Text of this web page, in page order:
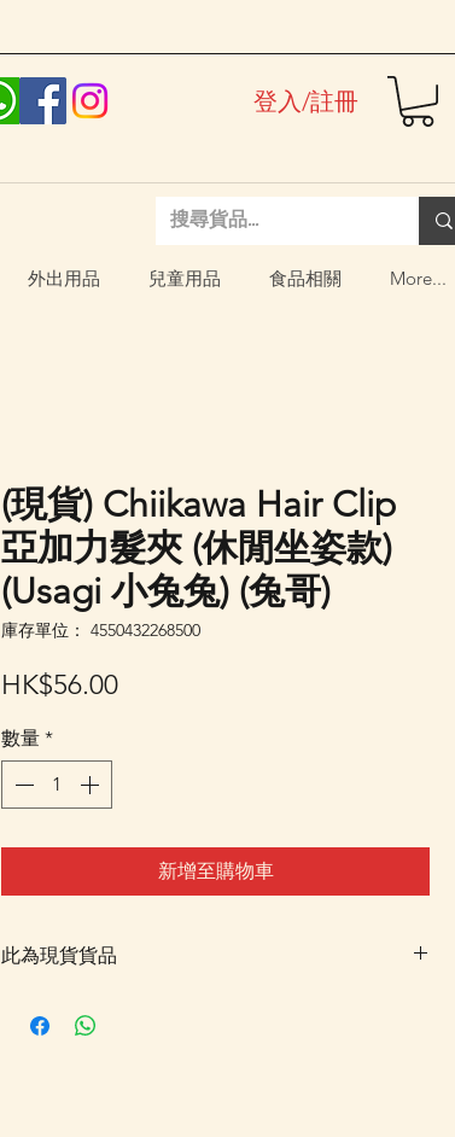
登入/註冊
外出用品 兒童用品 食品相關 More...
(現貨) Chiikawa Hair Clip
亞加力髮夾 (休閒坐姿款)
(Usagi 小兔兔) (兔哥)
庫存單位： 4550432268500
HK$56.00價
數量 *
新增至購物車
此為現貨貨品
統顯示為"無庫存"或"未能放入購物車時, 可以